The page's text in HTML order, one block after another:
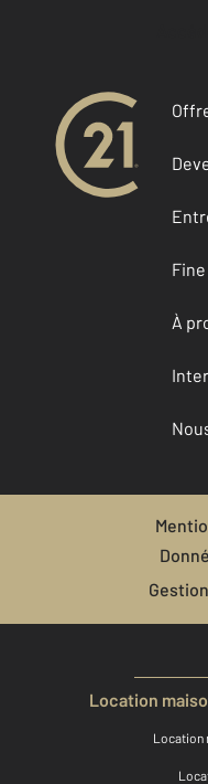
À
Location
Location